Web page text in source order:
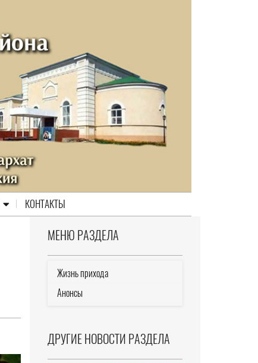
КОНТАКТЫ
МЕНЮ РАЗДЕЛА
Жизнь прихода
Анонсы
ДРУГИЕ НОВОСТИ РАЗДЕЛА